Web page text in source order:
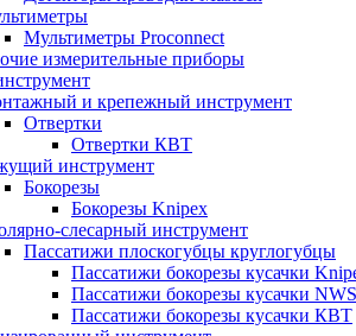
Мультиметры Proconnect
измерительные приборы
и крепежный инструмент
Отвертки
Отвертки КВТ
инструмент
Бокорезы
Бокорезы Knipex
слесарный инструмент
Пассатижи плоскогубцы круглогубцы
Пассатижи бокорезы кусачки
Пассатижи бокорезы кусачки NWS
Пассатижи бокорезы кусачки КВТ